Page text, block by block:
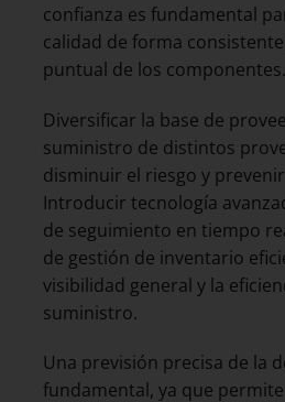
confianza es fundamental
calidad de forma
puntual de los componentes.
Diversificar la base de
suministro de distintos
disminuir el riesgo y
Introducir tecnología
de seguimiento en tiempo
de gestión de inventario
visibilidad general y la
suministro.
Una previsión precisa de la
fundamental, ya que